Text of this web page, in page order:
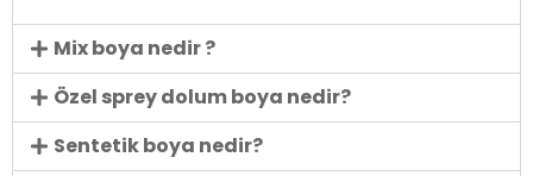
Mix boya nedir ?
Özel sprey dolum boya nedir?
Sentetik boya nedir?